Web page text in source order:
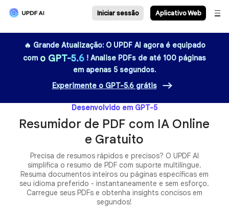
Iniciar sessão
🔥 Grande Atualização: O UPDF AI agora é equipado
com o GPT-5.6 ! Analise PDFs de até 100 páginas
em apenas 5 segundos.
Experimente o GPT-5.6 grátis
Desenvolvido em GPT-5
Resumidor de PDF com IA Online
e Gratuito
Precisa de resumos rápidos e precisos? O UPDF AI
simplifica o resumo de PDF com suporte multilíngue.
Resuma documentos inteiros ou páginas específicas em
seu idioma preferido - instantaneamente e sem esforço.
Carregue seus PDFs e obtenha insights concisos em
segundos!